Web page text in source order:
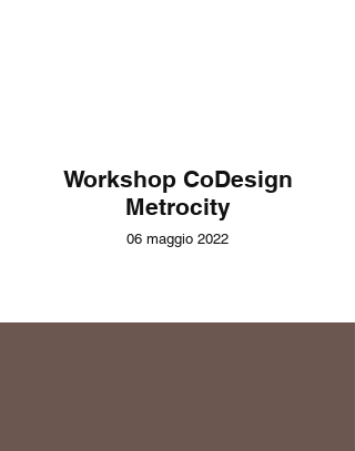
06 maggio 2022
Workshop CoDesign
Metrocity